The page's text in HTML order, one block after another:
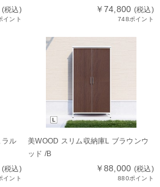
(税込)
イント
￥74,800 (税込)
748ポイント
ラル
(税込)
イント
美WOOD スリム収納庫L ブラウンウ
ッド /B
￥88,000 (税込)
880ポイント